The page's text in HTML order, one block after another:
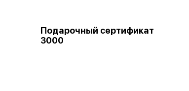
Подарочный сертификат
3000